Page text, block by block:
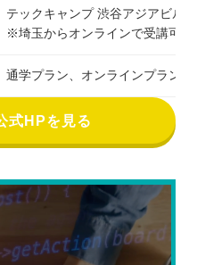
テックキャンプ 渋谷アジアビル校
※埼玉からオンラインで受講可能
通学プラン、オンラインプラン
式HPを見る